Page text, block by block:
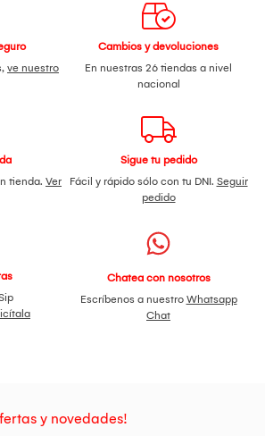
ve nuestro
Cambios y devoluciones
En nuestras 26 tiendas a nivel
nacional
tienda. Ver
Sigue tu pedido
Fácil y rápido sólo con tu DNI. Seguir
pedido
Chatea con nosotros
Escríbenos a nuestro Whatsapp
Chat
y novedades!